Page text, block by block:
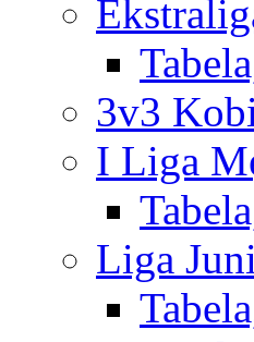
3v3
I Liga
Liga